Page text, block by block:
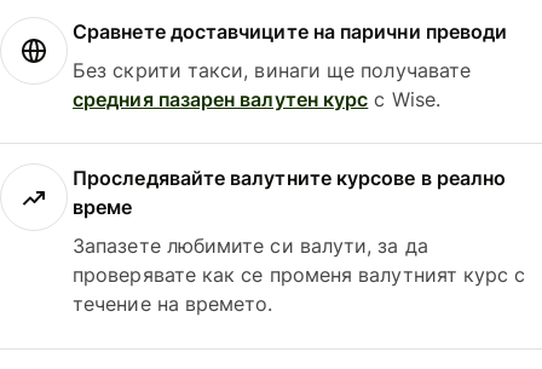
Сравнете доставчиците на парични преводи
Без скрити такси, винаги ще получавате
средния пазарен валутен курс с Wise.
Проследявайте валутните курсове в реално
време
Запазете любимите си валути, за да
проверявате как се променя валутният курс с
течение на времето.